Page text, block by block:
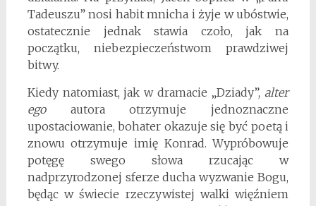
Tadeuszu” nosi habit mnicha i żyje w ubóstwie,
ostatecznie jednak stawia czoło, jak na
początku, niebezpieczeństwom prawdziwej
bitwy.
Kiedy natomiast, jak w dramacie „Dziady”,alter
ego autora otrzymuje jednoznaczne
upostaciowanie, bohater okazuje się być poetą i
znowu otrzymuje imię Konrad. Wypróbowuje
potęgę swego słowa rzucając w
nadprzyrodzonej sferze ducha wyzwanie Bogu,
będąc w świecie rzeczywistej walki więźniem